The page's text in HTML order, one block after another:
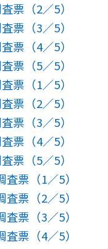
票（2／5）
票（3／5）
票（4／5）
票（5／5）
票（1／5）
票（2／5）
票（3／5）
票（4／5）
票（5／5）
票（1／5）
票（2／5）
票（3／5）
票（4／5）